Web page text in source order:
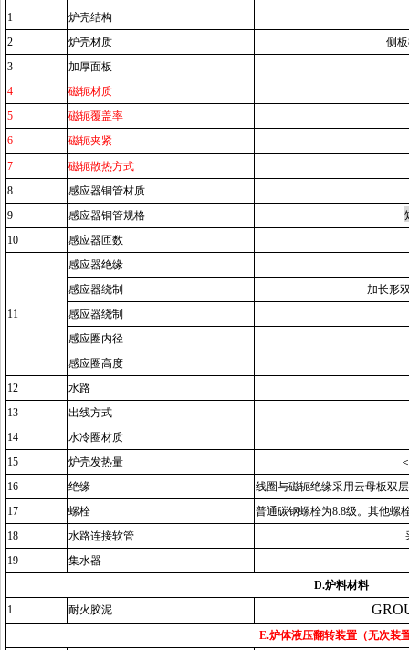
1
炉壳结构
2
炉壳材质 侧板
3
加厚面板
4
磁轭材质
5
磁轭覆盖率
6
磁轭夹紧
7
磁轭散热方式
8
感应器铜管材质
9
感应器铜管规格
10
感应器匝数
11
感应器绝缘
感应器绕制
加长形
感应器绕制
感应圈内径
感应圈高度
12
水路
13
出线方式
14
水冷圈材质
15
炉壳发热量
16 绝缘
线圈与磁轭绝缘采用云母板双
17
螺栓 普通碳钢螺栓为8.8级。其他螺
18
水路连接软管
19
集水器
D.炉料材料
1
耐火胶泥
E.炉体液压翻转装置 （无次装